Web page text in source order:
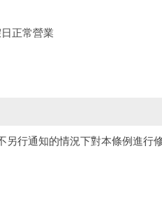
正常營業
行通知的情況下對本條例進